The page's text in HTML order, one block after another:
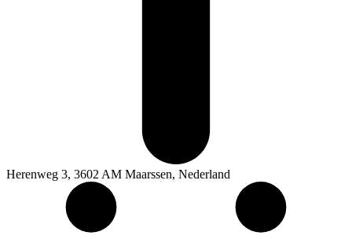
Herenweg 3, 3602 AM Maarssen, Nederland